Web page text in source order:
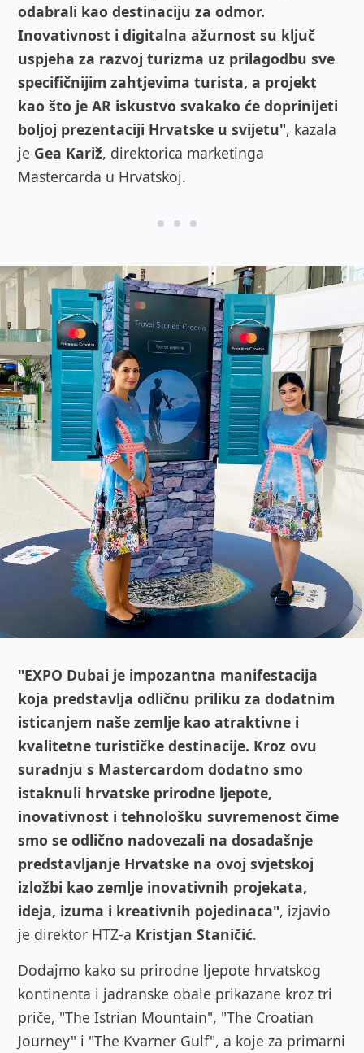
odabrali kao destinaciju za odmor.
Inovativnost i digitalna ažurnost su ključ
uspjeha za razvoj turizma uz prilagodbu sve
specifičnijim zahtjevima turista, a projekt
kao što je AR iskustvo svakako će doprinijeti
boljoj prezentaciji Hrvatske u svijetu", kazala
je Gea Kariž, direktorica marketinga
Mastercarda u Hrvatskoj.
"EXPO Dubai je impozantna manifestacija
koja predstavlja odličnu priliku za dodatnim
isticanjem naše zemlje kao atraktivne i
kvalitetne turističke destinacije. Kroz ovu
suradnju s Mastercardom dodatno smo
istaknuli hrvatske prirodne ljepote,
inovativnost i tehnološku suvremenost čime
smo se odlično nadovezali na dosadašnje
predstavljanje Hrvatske na ovoj svjetskoj
izložbi kao zemlje inovativnih projekata,
ideja, izuma i kreativnih pojedinaca", izjavio
je direktor HTZ-a Kristjan Staničić.
Dodajmo kako su prirodne ljepote hrvatskog
kontinenta i jadranske obale prikazane kroz tri
priče, "The Istrian Mountain", "The Croatian
Journey" i "The Kvarner Gulf", a koje za primarni